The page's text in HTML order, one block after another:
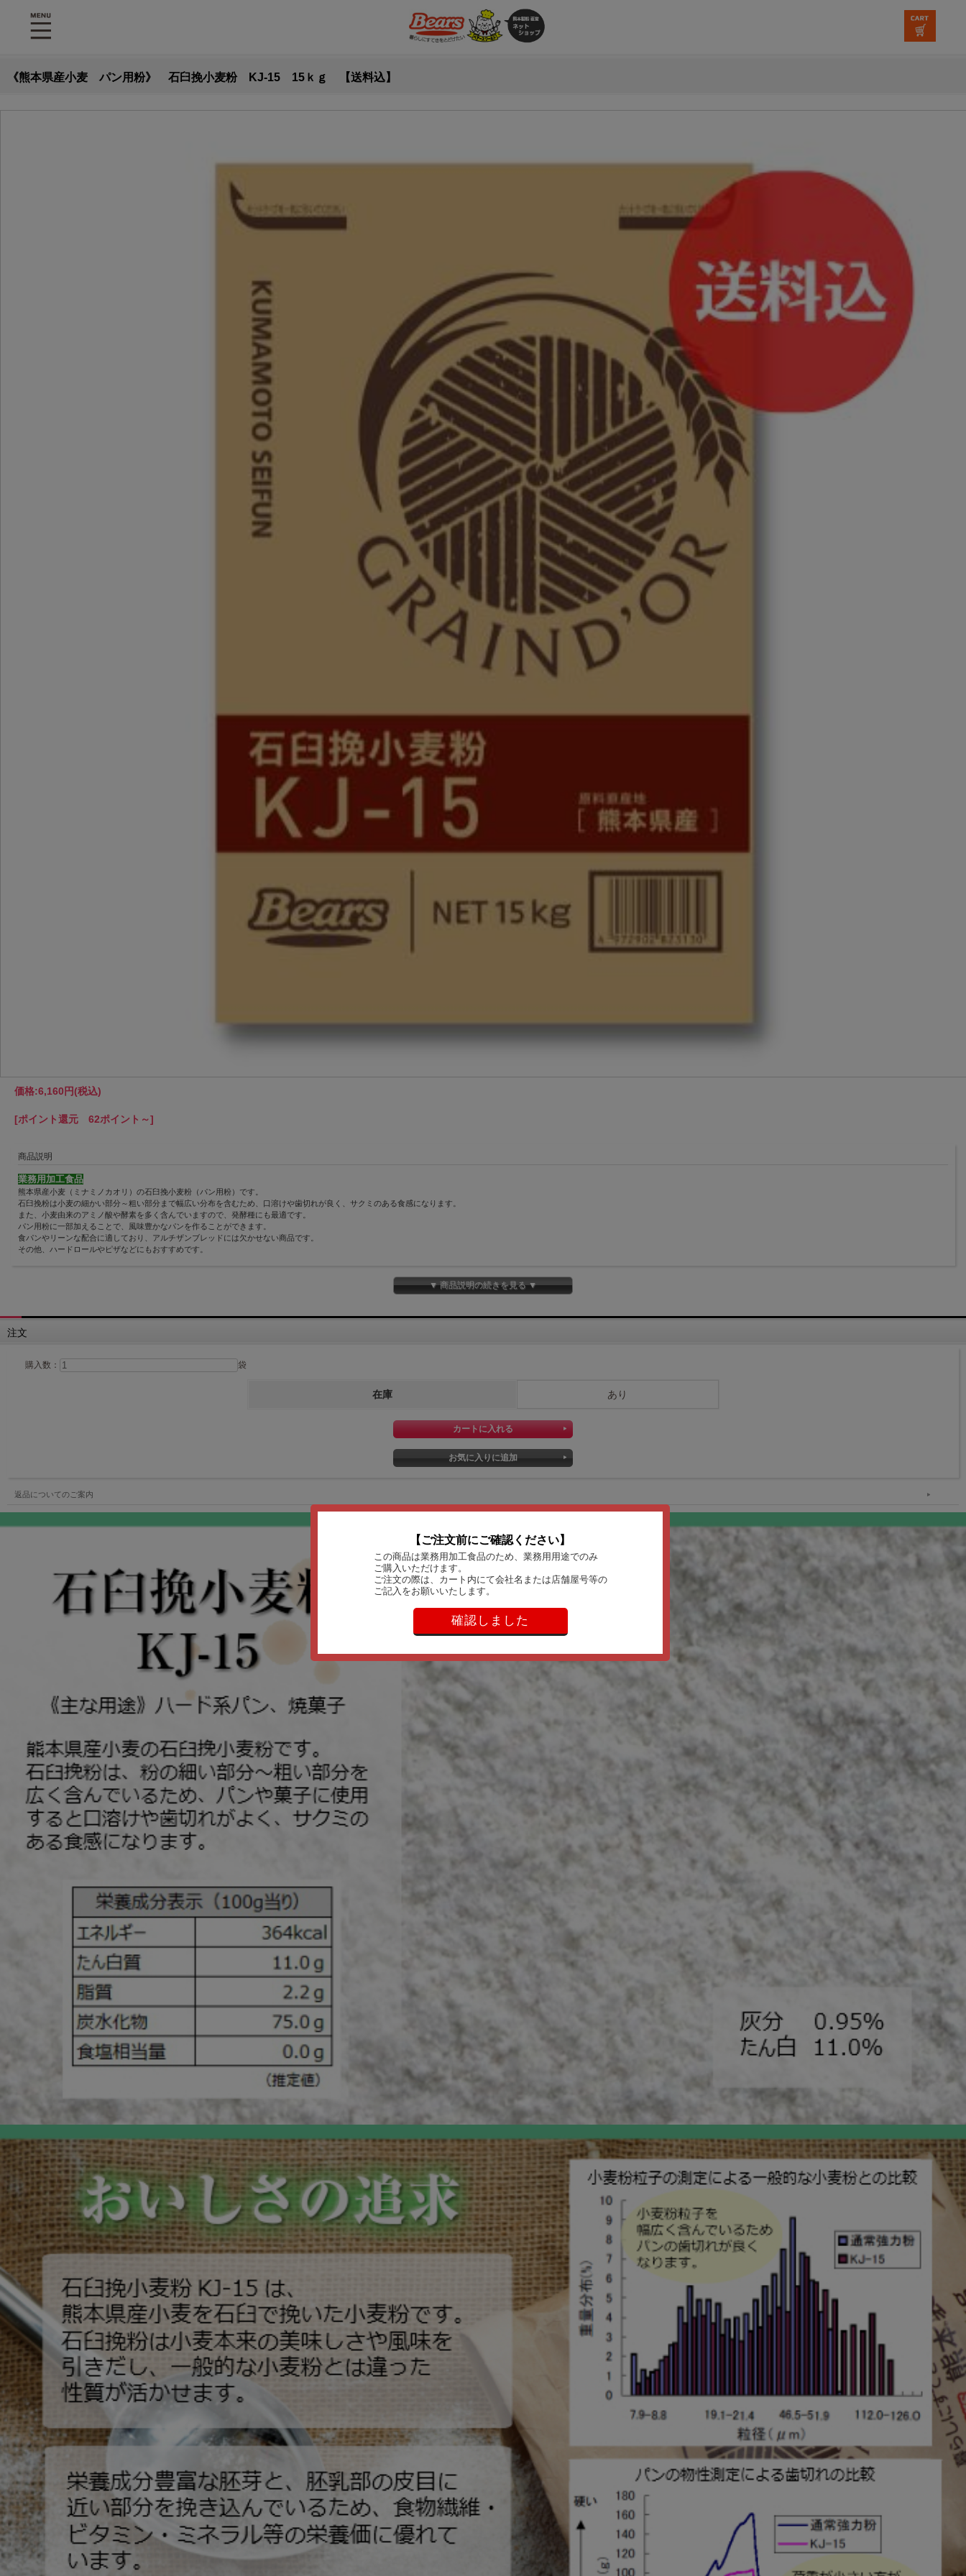
《熊本県産小麦 パン用粉》 石臼挽小麦粉 KJ-15 15ｋｇ 【送料込】
価格:6,160円(税込)
[ポイント還元 62ポイント～]
商品説明
業務用加工食品
熊本県産小麦（ミナミノカオリ）の石臼挽小麦粉（パン用粉）です。
石臼挽粉は小麦の細かい部分～粗い部分まで幅広い分布を含むため、口溶けや歯切れが良く、サクミのある食感になります。
また、小麦由来のアミノ酸や酵素を多く含んでいますので、発酵種にも最適です。
パン用粉に一部加えることで、風味豊かなパンを作ることができます。
食パンやリーンな配合に適しており、アルチザンブレッドには欠かせない商品です。
その他、ハードロールやピザなどにもおすすめです。
▼ 商品説明の続きを見る ▼
注文
購入数： 袋
在庫 あり
返品についてのご案内
【ご注文前にご確認ください】
この商品は業務用加工食品のため、業務用用途でのみ
ご購入いただけます。
ご注文の際は、カート内にて会社名または店舗屋号等の
ご記入をお願いいたします。
確認しました